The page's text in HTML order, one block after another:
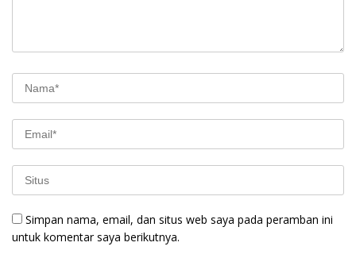
Simpan nama, email, dan situs web saya pada peramban ini
untuk komentar saya berikutnya.